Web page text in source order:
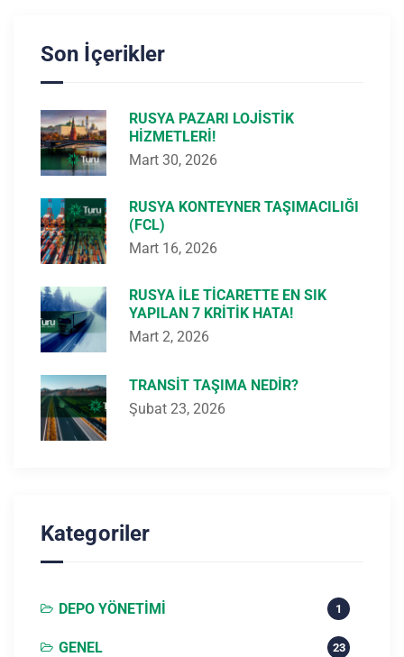
Son İçerikler
RUSYA PAZARI LOJISTIK
HIZMETLERI!
Mart 30, 2026
RUSYA KONTEYNER TAŞIMACILIĞI
(FCL)
Mart 16, 2026
RUSYA ILE TICARETTE EN SIK
YAPILAN 7 KRITIK HATA!
Mart 2, 2026
TRANSIT TAŞIMA NEDIR?
Şubat 23, 2026
Kategoriler
DEPO YÖNETIMI 1
GENEL 23